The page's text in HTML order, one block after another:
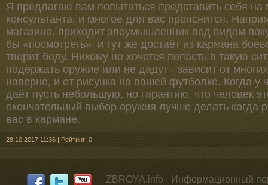
Я предлагаю вам попытаться представить себя на
консультанта, и многое для вас прояснится.
магазине, приходит злоумышленник под видом
бы «посмотреть», и тут же достаёт из кармана
творит беду. Никому не хочется попасть в такую
подержать оружие или не дадут - зависит от
наверно, и от рисунка на вашей футболке. Когда у
даёт пусть небольшую, но гарантию, что человек
окончательный выбор оружия лучше делать когда
вас в кармане.
28.10.2017 11:36| Рейтинг: 0
ZBROYA.info - Информационный